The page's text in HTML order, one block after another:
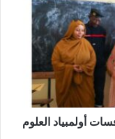
أولمبياد العلوم